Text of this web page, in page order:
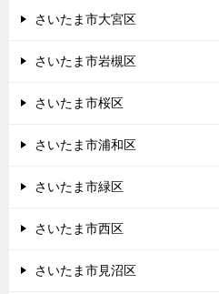
さいたま市大宮区
さいたま市岩槻区
さいたま市桜区
さいたま市浦和区
さいたま市緑区
さいたま市西区
さいたま市見沼区